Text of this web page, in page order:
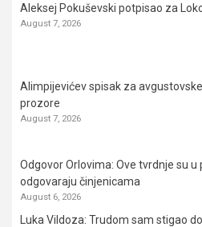
Aleksej Pokuševski potpisao za
August 7, 2026
Alimpijevićev spisak za
prozore
August 7, 2026
Odgovor Orlovima: ​Ove tvrdnje su
odgovaraju činjenicama
August 6, 2026
Luka Vildoza: Trudom sam stigao